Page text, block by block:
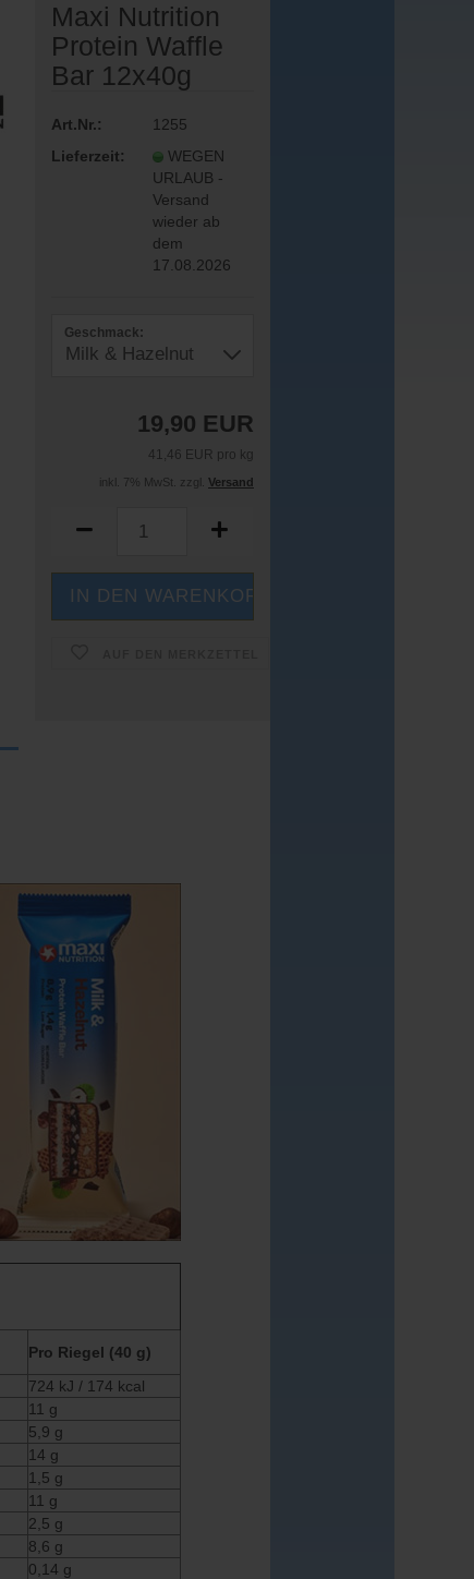
Maxi Nutrition
Protein Waffle
Bar 12x40g
Art.Nr.:
1255
Lieferzeit:
WEGEN
URLAUB -
Versand
wieder ab
dem
17.08.2026
Geschmack:
19,90 EUR
41,46 EUR pro kg
inkl. 7% MwSt. zzgl. Versand
Pro Riegel (40 g)
724 kJ / 174 kcal
11 g
5,9 g
14 g
1,5 g
11 g
2,5 g
8,6 g
0,14 g